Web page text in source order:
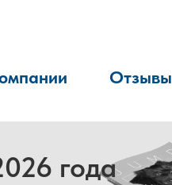
Отзывы
года